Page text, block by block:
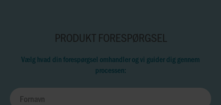
PRODUKT FORESPØRGSEL
Vælg hvad din forespørgsel omhandler og vi guider dig gennem
processen: